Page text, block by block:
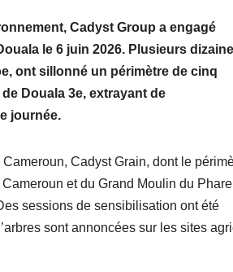
Cadyst Group a engagé
le 6 juin 2026. Plusieurs
ont sillonné un périmètre de cinq
Douala 3e, extrayant de
journée.
Cadyst Grain, dont le
et du Grand Moulin du
sessions de sensibilisation ont été
sont annoncées sur les sites